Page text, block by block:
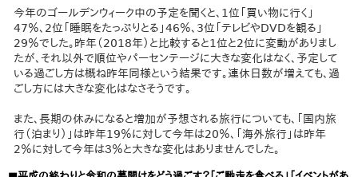
今年のゴールデンウィーク中の予定を聞くと、1位「買い物に行く」
47％、2位「睡眠をたっぷりとる」46％、3位「テレビやDVDを観る」
29％でした。昨年（2018年）と比較すると1位と2位に変動がありまし
たが、それ以外で順位やパーセンテージに大きな変化はなく、予定して
いる過ごし方は概ね昨年同様という結果です。連休日数が増えても、過
ごし方には大きな変化はなさそうです。
また、長期の休みになると増加が予想される旅行についても、「国内旅
行（泊まり）」は昨年19％に対して今年は20％、「海外旅行」は昨年
2％に対して今年は３％と大きな変化はありませんでした。